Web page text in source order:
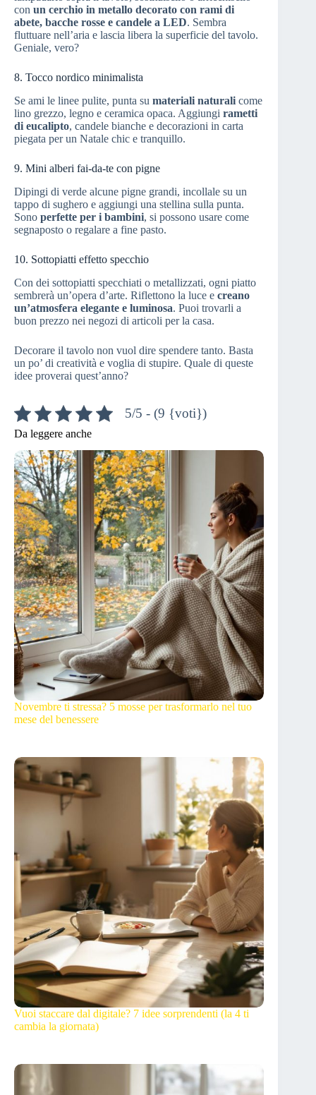
con un cerchio in metallo decorato con rami di
abete, bacche rosse e candele a LED. Sembra
fluttuare nell’aria e lascia libera la superficie del tavolo.
Geniale, vero?
8. Tocco nordico minimalista
Se ami le linee pulite, punta su materiali naturali come
lino grezzo, legno e ceramica opaca. Aggiungi rametti
di eucalipto, candele bianche e decorazioni in carta
piegata per un Natale chic e tranquillo.
9. Mini alberi fai-da-te con pigne
Dipingi di verde alcune pigne grandi, incollale su un
tappo di sughero e aggiungi una stellina sulla punta.
Sono perfette per i bambini, si possono usare come
segnaposto o regalare a fine pasto.
10. Sottopiatti effetto specchio
Con dei sottopiatti specchiati o metallizzati, ogni piatto
sembrerà un’opera d’arte. Riflettono la luce e creano
un’atmosfera elegante e luminosa. Puoi trovarli a
buon prezzo nei negozi di articoli per la casa.
Decorare il tavolo non vuol dire spendere tanto. Basta
un po’ di creatività e voglia di stupire. Quale di queste
idee proverai quest’anno?
5/5 - (9 {voti})
Da leggere anche
Novembre ti stressa? 5 mosse per trasformarlo nel tuo
mese del benessere
Vuoi staccare dal digitale? 7 idee sorprendenti (la 4 ti
cambia la giornata)